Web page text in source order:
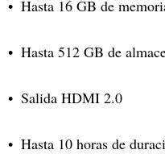
Hasta 16 GB de
Hasta 512 GB de
Salida HDMI 2.0
Hasta 10 horas de